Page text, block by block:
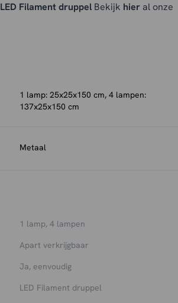
LED Filament druppel Bekijk hier al onze
1 lamp: 25x25x150 cm, 4 lampen:
137x25x150 cm
Metaal
1 lamp, 4 lampen
Apart verkrijgbaar
Ja, eenvoudig
LED Filament druppel